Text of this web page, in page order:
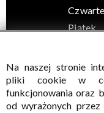
Piątek
© Wszelkie prawa
Na naszej stronie
pliki cookie w
funkcjonowania oraz
od wyrażonych